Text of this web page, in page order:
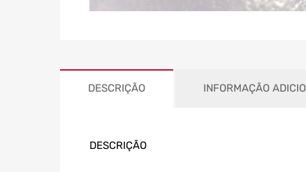
DESCRIÇÃO INFORMAÇÃO
DESCRIÇÃO